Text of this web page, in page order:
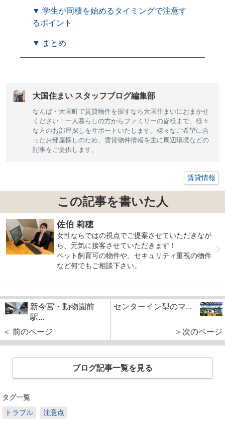
▼ 学生が同棲を始めるタイミングで注意す
るポイント
▼ まとめ
大国住まい スタッフブログ編集部
なんば・大国町で賃貸物件を探すなら大国住まいにおまかせ
ください！一人暮らしの方からファミリーの皆様まで、様々
な方のお部屋探しをサポートいたします。様々なご希望に合
ったお部屋探しのため、賃貸物件情報を主に周辺環境などの
記事をご提供します。
賃貸情報
この記事を書いた人
佐伯 莉穂
女性ならではの視点でご提案させていただきなが
ら、元気に接客させていただきます！
ペット飼育可の物件や、セキュリティ重視の物件
など何でもご相談下さい。
新今宮・動物園前
駅...
＜ 前のページ
センターイン型のマ...
＞次のページ
ブログ記事一覧を見る
タグ一覧
トラブル
注意点